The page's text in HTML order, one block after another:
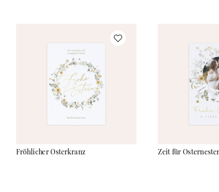
Fröhlicher Osterkranz Zeit für